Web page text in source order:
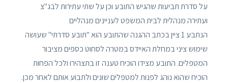
על סדרת תביעות שהגיש התובע וכן על שתי עתירות לבג"צ
ועתירה מנהלית לבית המשפט לעניינים מנהליים
הנתבע 1 ציין בכתב ההגנה שהתובע הוא "תובע סדרתי" שעושה
שימוש ציני במחלת האיידס במטרה לסחוט כספים מציבור
המטפלים. התובע מצידו הוכיח טענה זו בתצהירו ולכל הפחות
הוכיח שהוא נוהג לפנות למטפלים שונים ולתבוע אותם לאחר מכן.